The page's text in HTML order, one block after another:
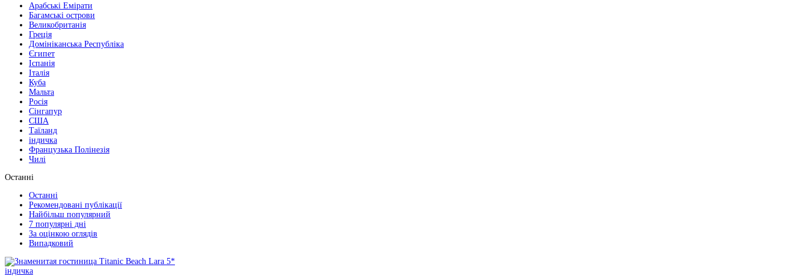
Арабські Емірати
Багамські острови
Великобританія
Греція
Домініканська Республіка
Єгипет
Іспанія
Італія
Куба
Мальта
Росія
Сінгапур
США
Таїланд
індичка
Французька Полінезія
Чилі
Останні
Останні
Рекомендовані публікації
Найбільш популярний
7 популярні дні
За оцінкою оглядів
Випадковий
індичка